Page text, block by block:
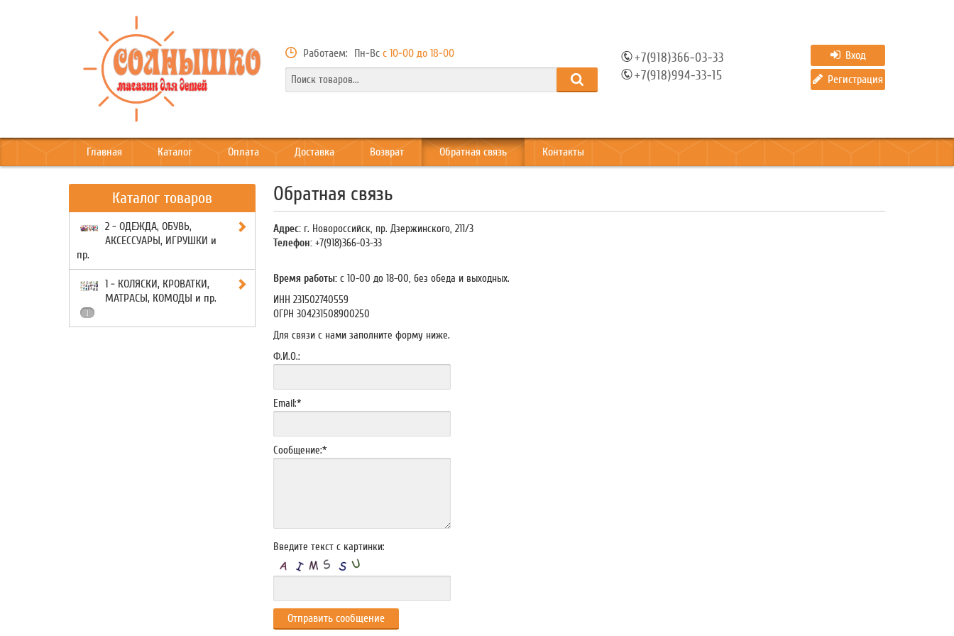
Работаем: Пн-Вс с 10-00 до 18-00
+7(918)366-03-33
+7(918)994-33-15
Вход
Регистрация
Главная Каталог Оплата Доставка Возврат Обратная связь Контакты
Каталог товаров
2 - ОДЕЖДА, ОБУВЬ,
АКСЕССУАРЫ, ИГРУШКИ и
пр.
1 - КОЛЯСКИ, КРОВАТКИ,
МАТРАСЫ, КОМОДЫ и пр.
1
Обратная связь
Адрес: г. Новороссийск, пр. Дзержинского, 211/3
Телефон:+7(918)366-03-33
Время работы:с 10-00 до 18-00, без обеда и выходных.
ИНН 231502740559
ОГРН 304231508900250
Для связи с нами заполните форму ниже.
Ф.И.О.:
Email:*
Сообщение:*
Введите текст с картинки: